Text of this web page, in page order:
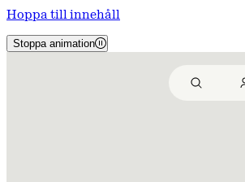
Hoppa till innehåll
Stoppa animation